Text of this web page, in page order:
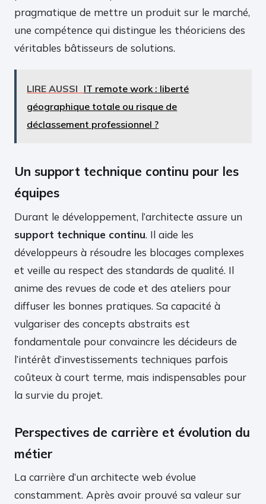
pragmatique de mettre un produit sur le marché,
une compétence qui distingue les théoriciens des
véritables bâtisseurs de solutions.
LIRE AUSSI IT remote work : liberté
géographique totale ou risque de
déclassement professionnel ?
Un support technique continu pour les
équipes
Durant le développement, l’architecte assure un
support technique continu. Il aide les
développeurs à résoudre les blocages complexes
et veille au respect des standards de qualité. Il
anime des revues de code et des ateliers pour
diffuser les bonnes pratiques. Sa capacité à
vulgariser des concepts abstraits est
fondamentale pour convaincre les décideurs de
l’intérêt d’investissements techniques parfois
coûteux à court terme, mais indispensables pour
la survie du projet.
Perspectives de carrière et évolution du
métier
La carrière d’un architecte web évolue
constamment. Après avoir prouvé sa valeur sur